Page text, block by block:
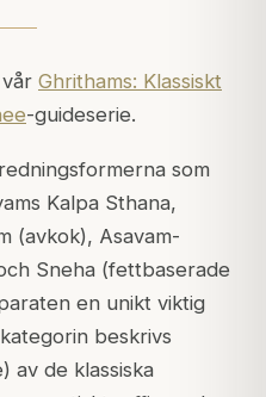
Ghrithams: Klassiskt
-guideserie.
som
Kalpa Sthana,
(avkok), Asavam-
Sneha (fettbaserade
en unikt viktig
beskrivs
av de klassiska